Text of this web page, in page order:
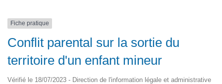
Fiche pratique
Conflit parental sur la sortie du
territoire d'un enfant mineur
Vérifié le 18/07/2023 - Direction de l'information légale et administrative